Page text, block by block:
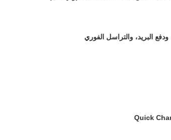
البريد، والتراسل الفوري